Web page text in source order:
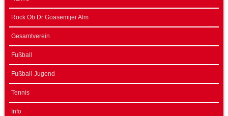
Rock Ob Dr Goasemijer Alm
Gesamtverein
Fußball
Fußball-Jugend
Tennis
Info